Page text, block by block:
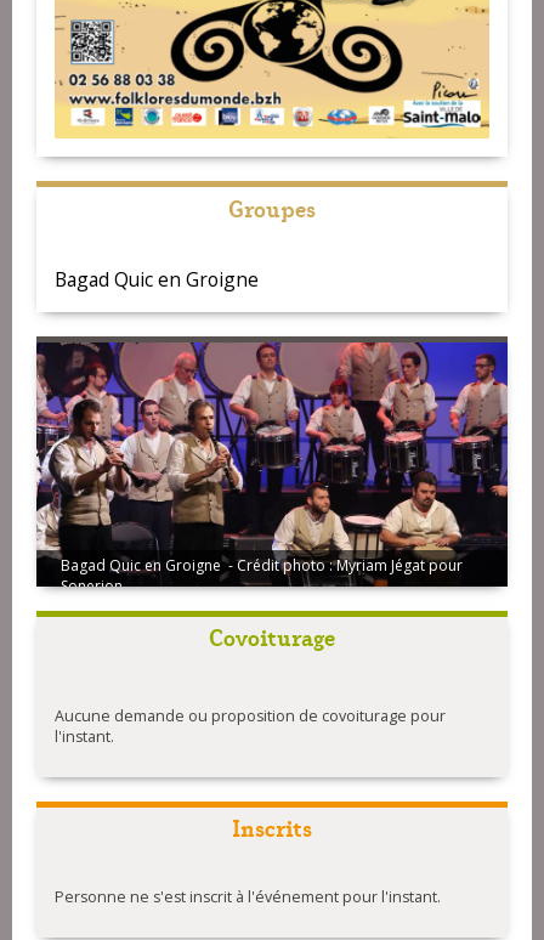
Groupes
Bagad Quic en Groigne
Bagad Quic en Groigne - Crédit photo : Myriam Jégat pour
Sonerion
Covoiturage
Aucune demande ou proposition de covoiturage pour
l'instant.
Inscrits
Personne ne s'est inscrit à l'événement pour l'instant.